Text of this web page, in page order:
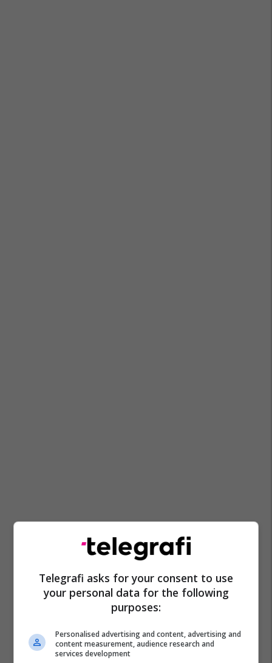
Veriu I Kosovës
Manastiri I Banjskës
Telegrafi asks for your consent to use
your personal data for the following
purposes:
Personalised advertising and content, advertising and
content measurement, audience research and
services development